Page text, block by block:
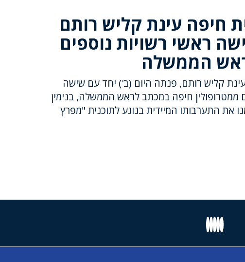
חיפה עינת קליש רותם
ראשי רשויות נוספים
הממשלה
קליש רותם, פנתה היום (ב') יחד עם שישה
ממטרופולין חיפה במכתב לראש הממשלה, בנימין
את התערבותו המיידית בנוגע לתוכנית "מפרץ